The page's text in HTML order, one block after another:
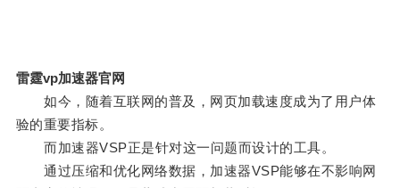
雷霆vp加速器官网
如今，随着互联网的普及，网页加载速度成为了用户体
验的重要指标。
而加速器VSP正是针对这一问题而设计的工具。
通过压缩和优化网络数据，加速器VSP能够在不影响网